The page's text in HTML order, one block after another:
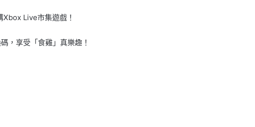
Live市集遊戲！
，享受「食雞」真樂趣！